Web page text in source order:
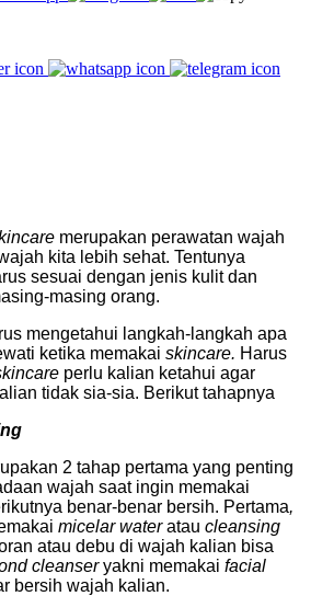
merupakan perawatan wajah
kita lebih sehat. Tentunya
sesuai dengan jenis kulit dan
masing orang.
mengetahui langkah-langkah apa
ketika memakai skincare. Harus
perlu kalian ketahui agar
tidak sia-sia. Berikut tahapnya
2 tahap pertama yang penting
wajah saat ingin memakai
benar-benar bersih. Pertama,
micelar wateratau cleansing
atau debu di wajah kalian bisa
cleanseryakni memakai facial
bersih wajah kalian.